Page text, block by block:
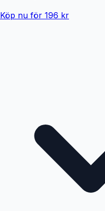
Köp nu för 196 kr